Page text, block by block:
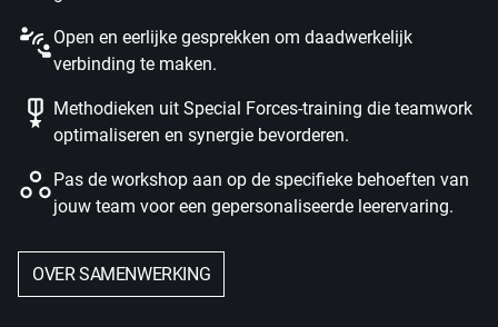
Open en eerlijke gesprekken om daadwerkelijk
verbinding te maken.
Methodieken uit Special Forces-training die teamwork
optimaliseren en synergie bevorderen.
Pas de workshop aan op de specifieke behoeften van
jouw team voor een gepersonaliseerde leerervaring.
OVER SAMENWERKING